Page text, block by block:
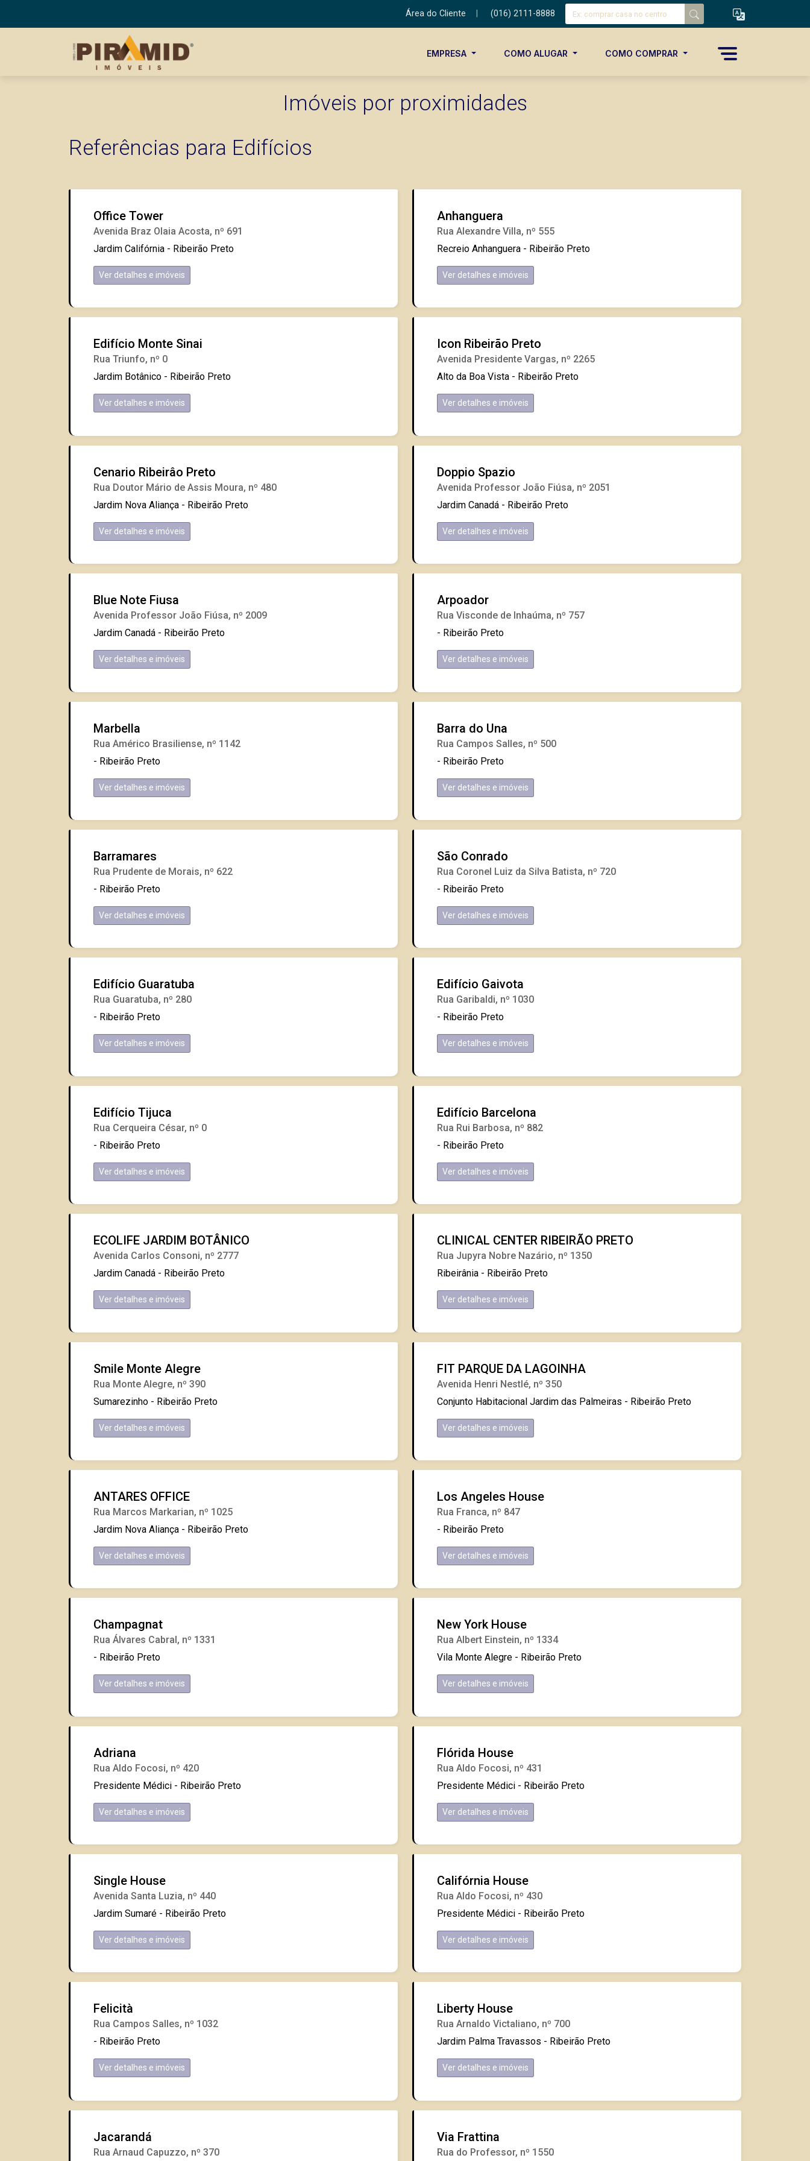
Área do Cliente (016) 2111-8888
EMPRESA COMO ALUGAR COMO COMPRAR
Imóveis por proximidades
Referências para Edifícios
Office Tower
Avenida Braz Olaia Acosta, nº 691
Jardim Califórnia - Ribeirão Preto
Ver detalhes e imóveis
Anhanguera
Rua Alexandre Villa, nº 555
Recreio Anhanguera - Ribeirão Preto
Ver detalhes e imóveis
Edifício Monte Sinai
Rua Triunfo, nº 0
Jardim Botânico - Ribeirão Preto
Ver detalhes e imóveis
Icon Ribeirão Preto
Avenida Presidente Vargas, nº 2265
Alto da Boa Vista - Ribeirão Preto
Ver detalhes e imóveis
Cenario Ribeirâo Preto
Rua Doutor Mário de Assis Moura, nº 480
Jardim Nova Aliança - Ribeirão Preto
Ver detalhes e imóveis
Doppio Spazio
Avenida Professor João Fiúsa, nº 2051
Jardim Canadá - Ribeirão Preto
Ver detalhes e imóveis
Blue Note Fiusa
Avenida Professor João Fiúsa, nº 2009
Jardim Canadá - Ribeirão Preto
Ver detalhes e imóveis
Arpoador
Rua Visconde de Inhaúma, nº 757
- Ribeirão Preto
Ver detalhes e imóveis
Marbella
Rua Américo Brasiliense, nº 1142
- Ribeirão Preto
Ver detalhes e imóveis
Barra do Una
Rua Campos Salles, nº 500
- Ribeirão Preto
Ver detalhes e imóveis
Barramares
Rua Prudente de Morais, nº 622
- Ribeirão Preto
Ver detalhes e imóveis
São Conrado
Rua Coronel Luiz da Silva Batista, nº 720
- Ribeirão Preto
Ver detalhes e imóveis
Edifício Guaratuba
Rua Guaratuba, nº 280
- Ribeirão Preto
Ver detalhes e imóveis
Edifício Gaivota
Rua Garibaldi, nº 1030
- Ribeirão Preto
Ver detalhes e imóveis
Edifício Tijuca
Rua Cerqueira César, nº 0
- Ribeirão Preto
Ver detalhes e imóveis
Edifício Barcelona
Rua Rui Barbosa, nº 882
- Ribeirão Preto
Ver detalhes e imóveis
ECOLIFE JARDIM BOTÂNICO
Avenida Carlos Consoni, nº 2777
Jardim Canadá - Ribeirão Preto
Ver detalhes e imóveis
CLINICAL CENTER RIBEIRÃO PRETO
Rua Jupyra Nobre Nazário, nº 1350
Ribeirânia - Ribeirão Preto
Ver detalhes e imóveis
Smile Monte Alegre
Rua Monte Alegre, nº 390
Sumarezinho - Ribeirão Preto
Ver detalhes e imóveis
FIT PARQUE DA LAGOINHA
Avenida Henri Nestlé, nº 350
Conjunto Habitacional Jardim das Palmeiras - Ribeirão Preto
Ver detalhes e imóveis
ANTARES OFFICE
Rua Marcos Markarian, nº 1025
Jardim Nova Aliança - Ribeirão Preto
Ver detalhes e imóveis
Los Angeles House
Rua Franca, nº 847
- Ribeirão Preto
Ver detalhes e imóveis
Champagnat
Rua Álvares Cabral, nº 1331
- Ribeirão Preto
Ver detalhes e imóveis
New York House
Rua Albert Einstein, nº 1334
Vila Monte Alegre - Ribeirão Preto
Ver detalhes e imóveis
Adriana
Rua Aldo Focosi, nº 420
Presidente Médici - Ribeirão Preto
Ver detalhes e imóveis
Flórida House
Rua Aldo Focosi, nº 431
Presidente Médici - Ribeirão Preto
Ver detalhes e imóveis
Single House
Avenida Santa Luzia, nº 440
Jardim Sumaré - Ribeirão Preto
Ver detalhes e imóveis
Califórnia House
Rua Aldo Focosi, nº 430
Presidente Médici - Ribeirão Preto
Ver detalhes e imóveis
Felicità
Rua Campos Salles, nº 1032
- Ribeirão Preto
Ver detalhes e imóveis
Liberty House
Rua Arnaldo Victaliano, nº 700
Jardim Palma Travassos - Ribeirão Preto
Ver detalhes e imóveis
Jacarandá
Rua Arnaud Capuzzo, nº 370
Via Frattina
Rua do Professor, nº 1550